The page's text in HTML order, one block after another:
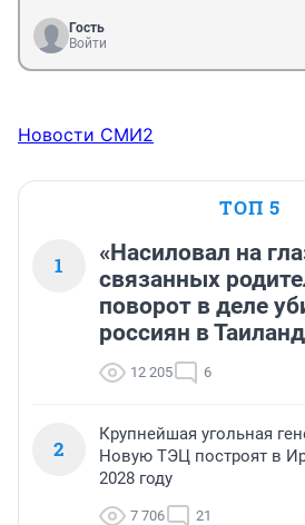
Гость
Войти
Новости СМИ2
ТОП 5
1
«Насиловал на
связанных
поворот в деле
россиян в
12 205 6
2
Крупнейшая угольная
Новую ТЭЦ построят в
2028 году
7 706 21